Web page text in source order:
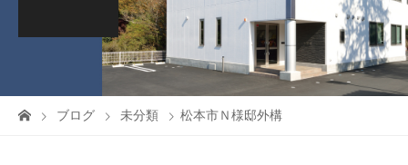
ブログ 未分類 松本市Ｎ様邸外構